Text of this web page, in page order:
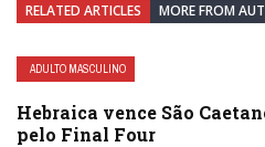
RELATED ARTICLES MORE FROM
ADULTO MASCULINO
Hebraica vence São
pelo Final Four